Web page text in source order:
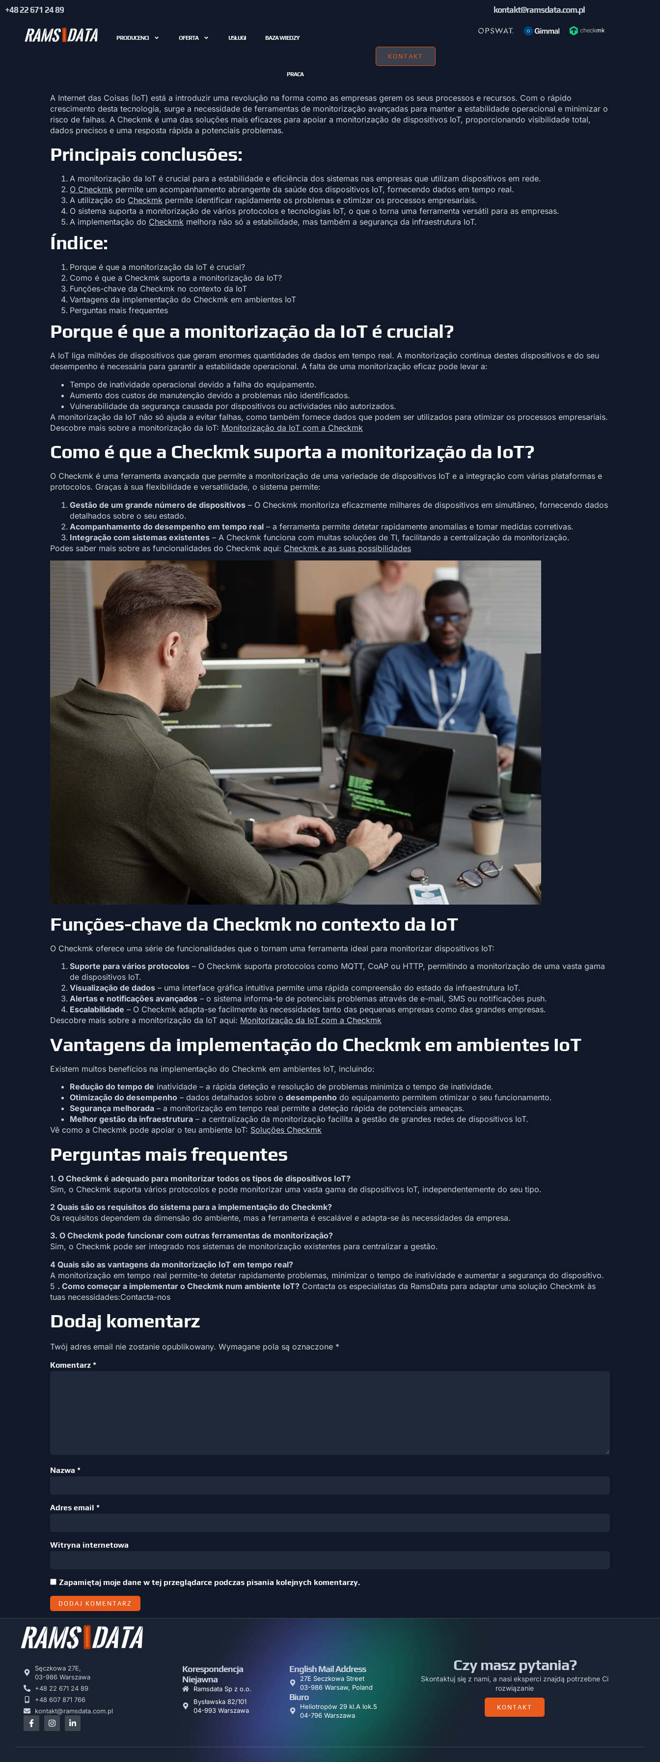
+48 22 671 24 89 kontakt@ramsdata.com.pl
KONTAKT
PRODUCENCI OFERTA USŁUGI BAZA WIEDZY
PRACA
A Internet das Coisas (IoT) está a introduzir uma revolução na forma como as empresas gerem os seus processos e recursos. Com o rápido
crescimento desta tecnologia, surge a necessidade de ferramentas de monitorização avançadas para manter a estabilidade operacional e minimizar o
risco de falhas. A Checkmk é uma das soluções mais eficazes para apoiar a monitorização de dispositivos IoT, proporcionando visibilidade total,
dados precisos e uma resposta rápida a potenciais problemas.
Principais conclusões:
A monitorização da IoT é crucial para a estabilidade e eficiência dos sistemas nas empresas que utilizam dispositivos em rede.
O Checkmk permite um acompanhamento abrangente da saúde dos dispositivos IoT, fornecendo dados em tempo real.
A utilização do Checkmk permite identificar rapidamente os problemas e otimizar os processos empresariais.
O sistema suporta a monitorização de vários protocolos e tecnologias IoT, o que o torna uma ferramenta versátil para as empresas.
A implementação do Checkmk melhora não só a estabilidade, mas também a segurança da infraestrutura IoT.
Índice:
Porque é que a monitorização da IoT é crucial?
Como é que a Checkmk suporta a monitorização da IoT?
Funções-chave da Checkmk no contexto da IoT
Vantagens da implementação do Checkmk em ambientes IoT
Perguntas mais frequentes
Porque é que a monitorização da IoT é crucial?
A IoT liga milhões de dispositivos que geram enormes quantidades de dados em tempo real. A monitorização contínua destes dispositivos e do seu
desempenho é necessária para garantir a estabilidade operacional. A falta de uma monitorização eficaz pode levar a:
Tempo de inatividade operacional devido a falha do equipamento.
Aumento dos custos de manutenção devido a problemas não identificados.
Vulnerabilidade da segurança causada por dispositivos ou actividades não autorizados.
A monitorização da IoT não só ajuda a evitar falhas, como também fornece dados que podem ser utilizados para otimizar os processos empresariais.
Descobre mais sobre a monitorização da IoT: Monitorização da IoT com a Checkmk
Como é que a Checkmk suporta a monitorização da IoT?
O Checkmk é uma ferramenta avançada que permite a monitorização de uma variedade de dispositivos IoT e a integração com várias plataformas e
protocolos. Graças à sua flexibilidade e versatilidade, o sistema permite:
Gestão de um grande número de dispositivos – O Checkmk monitoriza eficazmente milhares de dispositivos em simultâneo, fornecendo dados
detalhados sobre o seu estado.
Acompanhamento do desempenho em tempo real – a ferramenta permite detetar rapidamente anomalias e tomar medidas corretivas.
Integração com sistemas existentes – A Checkmk funciona com muitas soluções de TI, facilitando a centralização da monitorização.
Podes saber mais sobre as funcionalidades do Checkmk aqui: Checkmk e as suas possibilidades
Funções-chave da Checkmk no contexto da IoT
O Checkmk oferece uma série de funcionalidades que o tornam uma ferramenta ideal para monitorizar dispositivos IoT:
Suporte para vários protocolos – O Checkmk suporta protocolos como MQTT, CoAP ou HTTP, permitindo a monitorização de uma vasta gama
de dispositivos IoT.
Visualização de dados – uma interface gráfica intuitiva permite uma rápida compreensão do estado da infraestrutura IoT.
Alertas e notificações avançados – o sistema informa-te de potenciais problemas através de e-mail, SMS ou notificações push.
Escalabilidade – O Checkmk adapta-se facilmente às necessidades tanto das pequenas empresas como das grandes empresas.
Descobre mais sobre a monitorização da IoT aqui: Monitorização da IoT com a Checkmk
Vantagens da implementação do Checkmk em ambientes IoT
Existem muitos benefícios na implementação do Checkmk em ambientes IoT, incluindo:
Redução do tempo de inatividade – a rápida deteção e resolução de problemas minimiza o tempo de inatividade.
Otimização do desempenho – dados detalhados sobre o desempenho do equipamento permitem otimizar o seu funcionamento.
Segurança melhorada – a monitorização em tempo real permite a deteção rápida de potenciais ameaças.
Melhor gestão da infraestrutura – a centralização da monitorização facilita a gestão de grandes redes de dispositivos IoT.
Vê como a Checkmk pode apoiar o teu ambiente IoT: Soluções Checkmk
Perguntas mais frequentes
1. O Checkmk é adequado para monitorizar todos os tipos de dispositivos IoT?
Sim, o Checkmk suporta vários protocolos e pode monitorizar uma vasta gama de dispositivos IoT, independentemente do seu tipo.
2 Quais são os requisitos do sistema para a implementação do Checkmk?
Os requisitos dependem da dimensão do ambiente, mas a ferramenta é escalável e adapta-se às necessidades da empresa.
3. O Checkmk pode funcionar com outras ferramentas de monitorização?
Sim, o Checkmk pode ser integrado nos sistemas de monitorização existentes para centralizar a gestão.
4 Quais são as vantagens da monitorização IoT em tempo real?
A monitorização em tempo real permite-te detetar rapidamente problemas, minimizar o tempo de inatividade e aumentar a segurança do dispositivo.
5 . Como começar a implementar o Checkmk num ambiente IoT? Contacta os especialistas da RamsData para adaptar uma solução Checkmk às
tuas necessidades:Contacta-nos
Dodaj komentarz
Twój adres email nie zostanie opublikowany. Wymagane pola są oznaczone *
Komentarz *
Nazwa *
Adres email *
Witryna internetowa
Zapamiętaj moje dane w tej przeglądarce podczas pisania kolejnych komentarzy.
Sęczkowa 27E,
03-986 Warszawa
+48 22 671 24 89
+48 607 871 766
kontakt@ramsdata.com.pl
Korespondencja
Niejawna
Ramsdata Sp z o.o.
Bysławska 82/101
04-993 Warszawa
English Mail Address
27E Seczkowa Street
03-986 Warsaw, Poland
Biuro
Heliotropów 29 kl.A lok.5
04-796 Warszawa
Czy masz pytania?
Skontaktuj się z nami, a nasi eksperci znajdą potrzebne Ci
rozwiązanie
KONTAKT